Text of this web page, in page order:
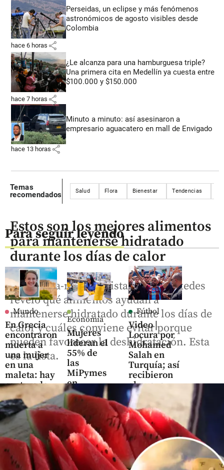
Perseidas, un eclipse y más fenómenos
astronómicos de agosto visibles desde
Colombia
hace 6 horas share
¿Le alcanza para una hamburguesa triple?
Una primera cita en Medellín ya cuesta entre
$100.000 y $150.000
hace 7 horas share
Minuto a minuto: así asesinaron a
empresario aguacatero en mall de Envigado
hace 13 horas share
Temas
recomendados
Salud Flora Bienestar Tendencias
Para seguir leyendo
Mundo
En Grecia
encontraron
muerta a
una mujer
en una
maleta: hay
capturado
share
Economía
Mujeres
lideran el
55% de
las
MiPymes
en
Colombia,
pero
pierden
poder
cuando
las
empresas
crecen
Fútbol
Video |
Locura por
Mohamed
Salah en
Turquía; así
recibieron
al nuevo
jugador del
Trabzonspor
share
Estos son los mejores alimentos
para mantenerse hidratado
durante los días de calor
La dietista-nutricionista Rocío Práxedes
reveló qué alimentos ayudan a
mantenerse hidratado durante los días de
calor y cuáles conviene evitar porque
pueden favorecer la deshidratación. Esta
es la lista.